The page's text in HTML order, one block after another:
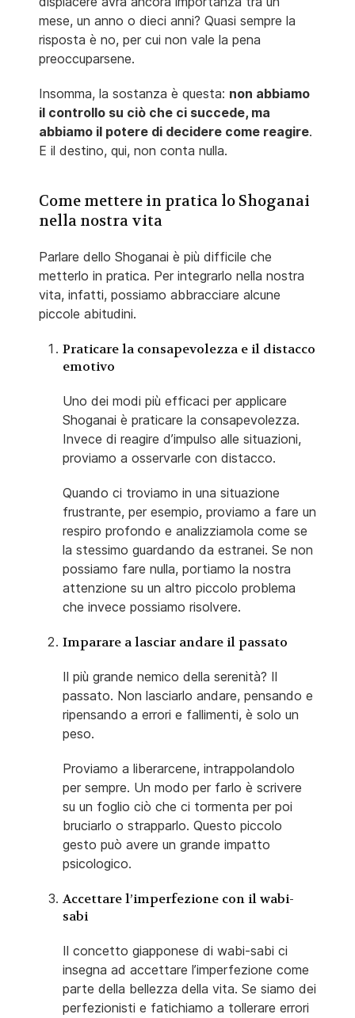
mese, un anno o dieci anni? Quasi sempre la
risposta è no, per cui non vale la pena
preoccuparsene.
Insomma, la sostanza è questa: non abbiamo
il controllo su ciò che ci succede, ma
abbiamo il potere di decidere come reagire.
E il destino, qui, non conta nulla.
Come mettere in pratica lo Shoganai
nella nostra vita
Parlare dello Shoganai è più difficile che
metterlo in pratica. Per integrarlo nella nostra
vita, infatti, possiamo abbracciare alcune
piccole abitudini.
Praticare la consapevolezza e il distacco
emotivo
Uno dei modi più efficaci per applicare
Shoganai è praticare la consapevolezza.
Invece di reagire d’impulso alle situazioni,
proviamo a osservarle con distacco.
Quando ci troviamo in una situazione
frustrante, per esempio, proviamo a fare un
respiro profondo e analizziamola come se
la stessimo guardando da estranei. Se non
possiamo fare nulla, portiamo la nostra
attenzione su un altro piccolo problema
che invece possiamo risolvere.
Imparare a lasciar andare il passato
Il più grande nemico della serenità? Il
passato. Non lasciarlo andare, pensando e
ripensando a errori e fallimenti, è solo un
peso.
Proviamo a liberarcene, intrappolandolo
per sempre. Un modo per farlo è scrivere
su un foglio ciò che ci tormenta per poi
bruciarlo o strapparlo. Questo piccolo
gesto può avere un grande impatto
psicologico.
Accettare l’imperfezione con il wabi-
sabi
Il concetto giapponese di wabi-sabi ci
insegna ad accettare l’imperfezione come
parte della bellezza della vita. Se siamo dei
perfezionisti e fatichiamo a tollerare errori